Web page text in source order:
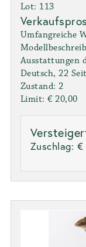
Lot: 113
Umfangreiche
Ausstattungen
Deutsch, 22
Zustand: 2
Limit: € 20,00
Zuschlag: €